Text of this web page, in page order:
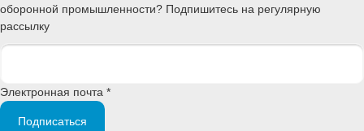
оборонной промышленности? Подпишитесь на регулярную
рассылку
Электронная почта *
Подписаться